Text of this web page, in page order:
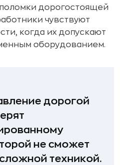
дорогостоящей
чувствуют
когда их допускают
оборудованием.
дорогой
не сможет
техникой.